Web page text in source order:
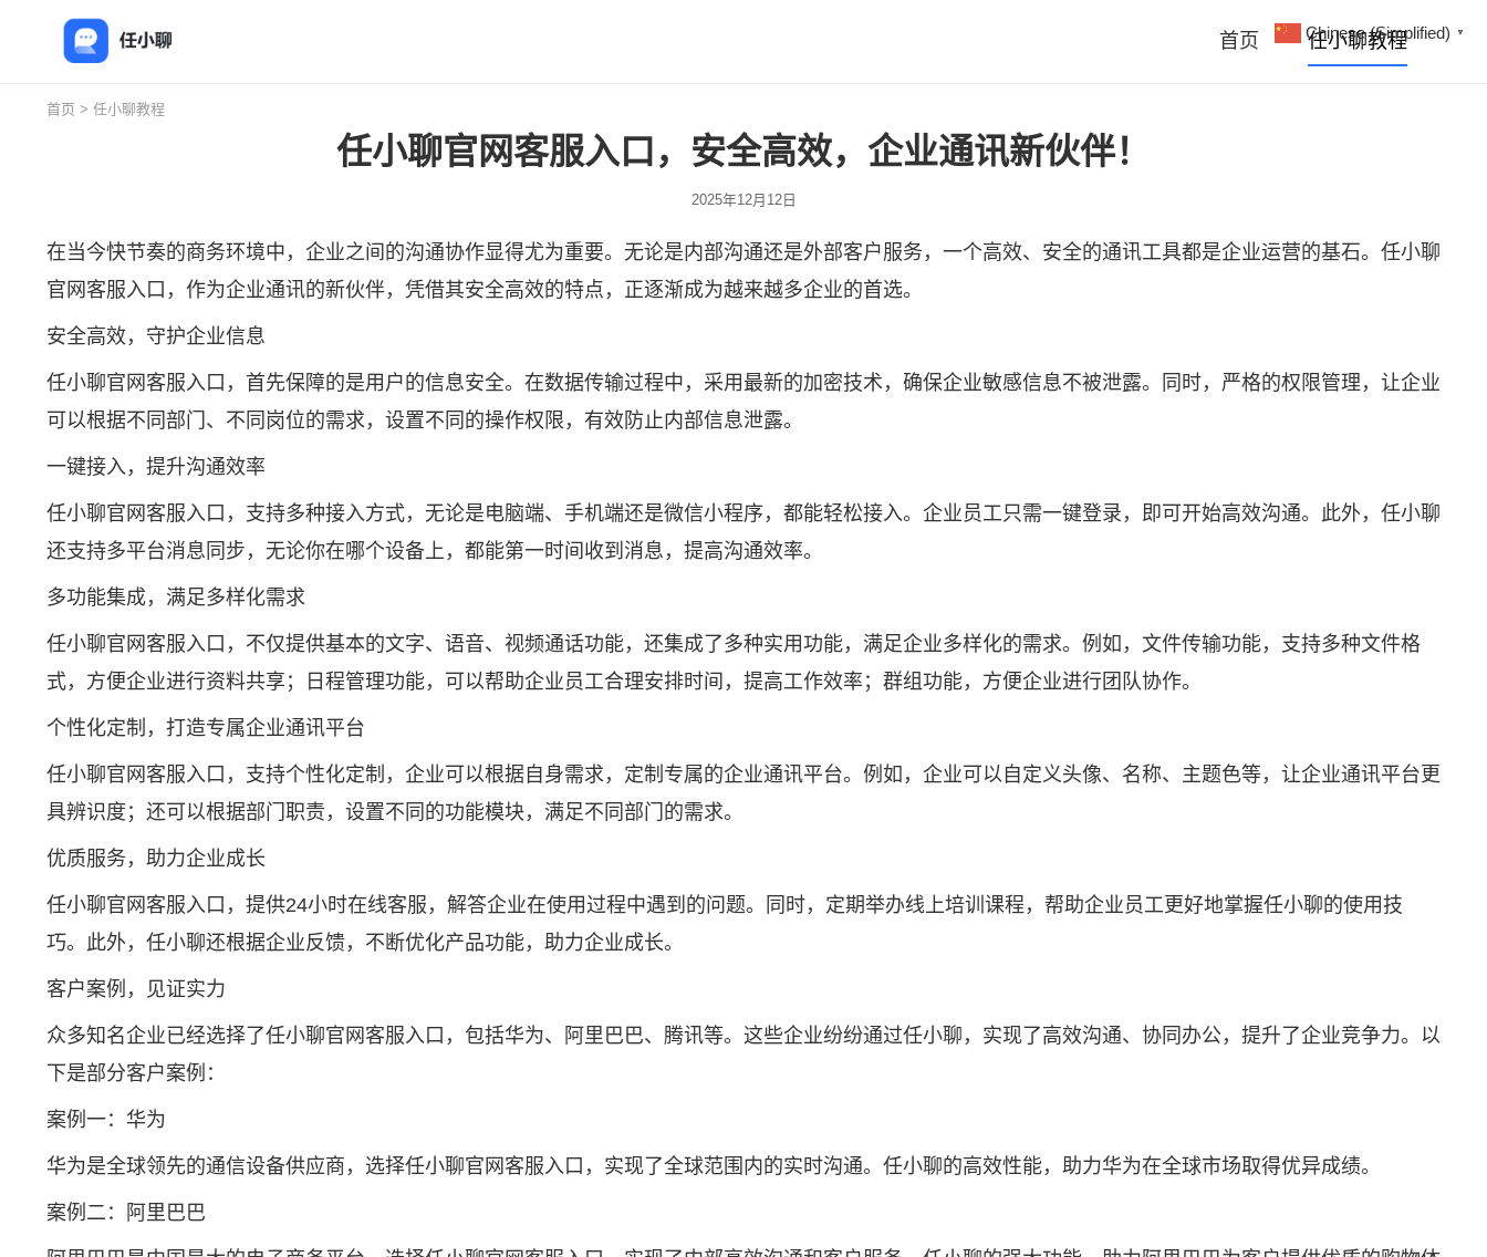
首页 任小聊教程
首页 > 任小聊教程
任小聊官网客服入口，安全高效，企业通讯新伙伴！
2025年12月12日
在当今快节奏的商务环境中，企业之间的沟通协作显得尤为重要。无论是内部沟通还是外部客户服务，一个高效、安全的通讯工具都是企业运营的基石。 任小聊
官网客服入口，作为企业通讯的新伙伴，凭借其安全高效的特点，正逐渐成为越来越多企业的首选。
安全高效，守护企业信息
任小聊官网客服入口，首先保障的是用户的信息安全。在数据传输过程中，采用最新的加密技术，确保企业敏感信息不被泄露。同时，严格的权限管理，让企业
可以根据不同部门、不同岗位的需求，设置不同的操作权限，有效防止内部信息泄露。
一键接入，提升沟通效率
任小聊官网客服入口，支持多种接入方式，无论是电脑端、手机端还是微信小程序，都能轻松接入。企业员工只需一键登录，即可开始高效沟通。此外，任小聊
还支持多平台消息同步，无论你在哪个设备上，都能第一时间收到消息，提高沟通效率。
多功能集成，满足多样化需求
任小聊官网客服入口，不仅提供基本的文字、语音、视频通话功能，还集成了多种实用功能，满足企业多样化的需求。例如，文件传输功能，支持多种文件格
式，方便企业进行资料共享；日程管理功能，可以帮助企业员工合理安排时间，提高工作效率；群组功能，方便企业进行团队协作。
个性化定制，打造专属企业通讯平台
任小聊官网客服入口，支持个性化定制，企业可以根据自身需求，定制专属的企业通讯平台。例如，企业可以自定义头像、名称、主题色等，让企业通讯平台更
具辨识度；还可以根据部门职责，设置不同的功能模块，满足不同部门的需求。
优质服务，助力企业成长
任小聊官网客服入口，提供24小时在线客服，解答企业在使用过程中遇到的问题。同时，定期举办线上培训课程，帮助企业员工更好地掌握任小聊的使用技
巧。此外，任小聊还根据企业反馈，不断优化产品功能，助力企业成长。
客户案例，见证实力
众多知名企业已经选择了任小聊官网客服入口，包括华为、阿里巴巴、腾讯等。这些企业纷纷通过任小聊，实现了高效沟通、协同办公，提升了企业竞争力。以
下是部分客户案例：
案例一：华为
华为是全球领先的通信设备供应商，选择任小聊官网客服入口，实现了全球范围内的实时沟通。任小聊的高效性能，助力华为在全球市场取得优异成绩。
案例二：阿里巴巴
Chinese (Simplified) ▼